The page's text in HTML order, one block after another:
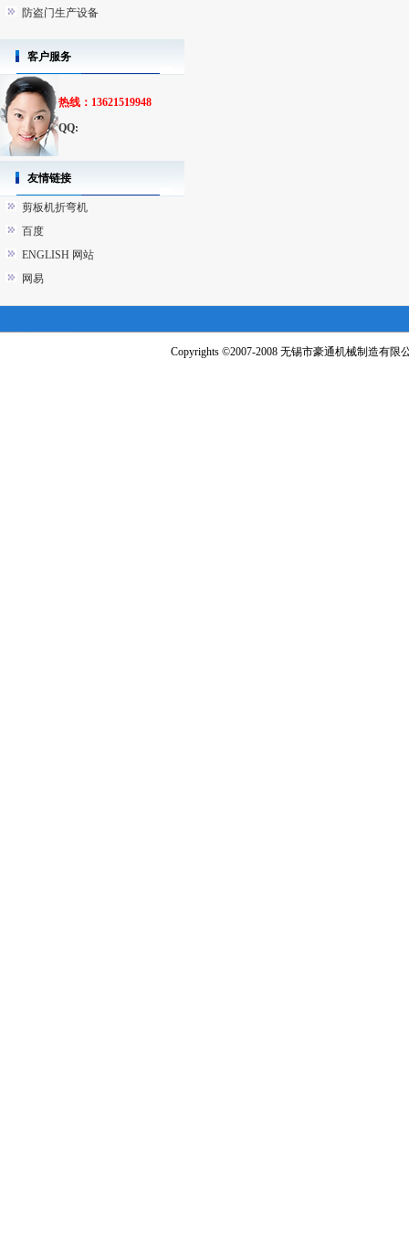
防盗门生产设备
客户服务
热线：13621519948
QQ:
友情链接
剪板机折弯机
百度
ENGLISH 网站
网易
Copyrights ©2007-2008 无锡市豪通机械制造有限